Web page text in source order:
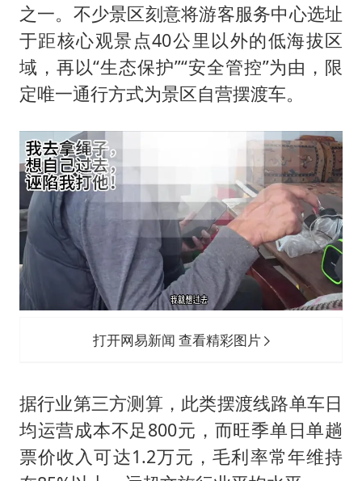
之一。不少景区刻意将游客服务中心选址
于距核心观景点40公里以外的低海拔区
域，再以“生态保护”“安全管控”为由，限
定唯一通行方式为景区自营摆渡车。
打开网易新闻 查看精彩图片
据行业第三方测算，此类摆渡线路单车日
均运营成本不足800元，而旺季单日单趟
票价收入可达1.2万元，毛利率常年维持